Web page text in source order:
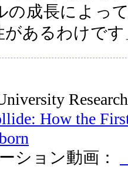
の成長によっ
があるわけで
How the
ション動画：